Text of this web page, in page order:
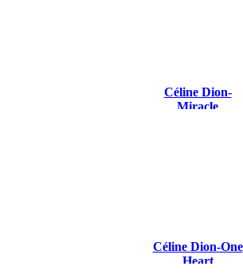
Céline Dion-
Miracle
Céline Dion-One
Heart